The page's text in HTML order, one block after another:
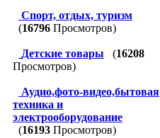
Спорт, отдых, туризм
(16796 Просмотров)
Детские товары (16208
Просмотров)
Аудио,фото-видео,бытовая
техника и
электрооборудование
(16193 Просмотров)